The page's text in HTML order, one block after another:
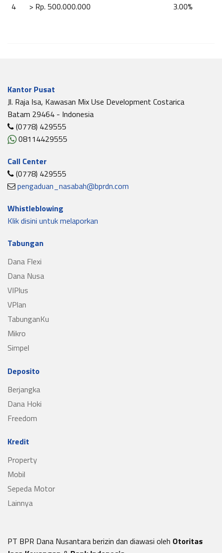
4
> Rp. 500.000.000 3.00%
Kantor Pusat
Jl. Raja Isa, Kawasan Mix Use Development Costarica
Batam 29464 - Indonesia
(0778) 429555
08114429555
Call Center
(0778) 429555
pengaduan_nasabah@bprdn.com
Whistleblowing
Klik disini untuk melaporkan
Tabungan
Dana Flexi
Dana Nusa
VIPlus
VPlan
TabunganKu
Mikro
Simpel
Deposito
Berjangka
Dana Hoki
Freedom
Kredit
Property
Mobil
Sepeda Motor
Lainnya
PT BPR Dana Nusantara berizin dan diawasi oleh Otoritas